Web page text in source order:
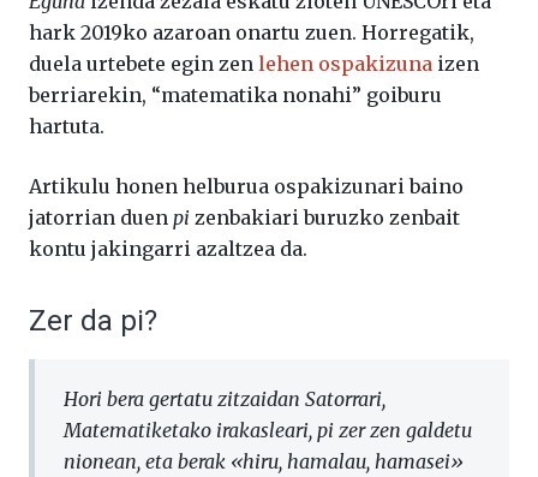
hark 2019ko azaroan onartu zuen. Horregatik,
duela urtebete egin zen lehen ospakizuna izen
berriarekin, “matematika nonahi” goiburu
hartuta.
Artikulu honen helburua ospakizunari baino
jatorrian duen pi zenbakiari buruzko zenbait
kontu jakingarri azaltzea da.
Zer da pi?
Hori bera gertatu zitzaidan Satorrari,
Matematiketako irakasleari, pi zer zen galdetu
nionean, eta berak «hiru, hamalau, hamasei»